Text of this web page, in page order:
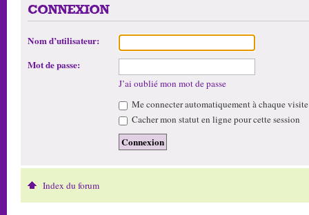
CONNEXION
Nom d’utilisateur:
Mot de passe:
J’ai oublié mon mot de passe
Me connecter automatiquement à chaque visite
Cacher mon statut en ligne pour cette session
Index du forum